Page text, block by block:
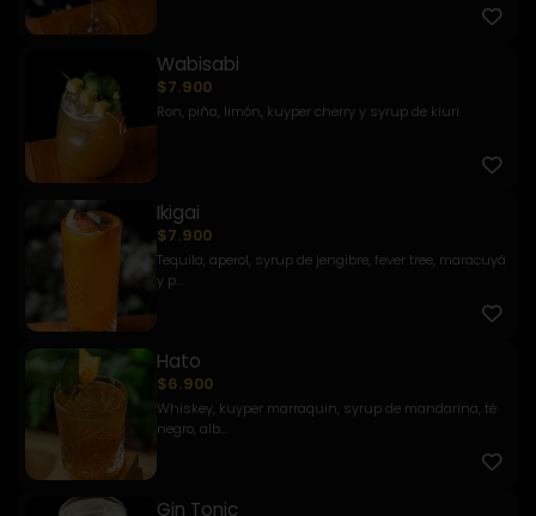
Wabisabi
$7.900
Ron, piña, limón, kuyper cherry y syrup de kiuri.
Ikigai
$7.900
Tequila, aperol, syrup de jengibre, fever tree, maracuyá
y p...
Hato
$6.900
Whiskey, kuyper marraquin, syrup de mandarina, té
negro, alb...
Gin Tonic